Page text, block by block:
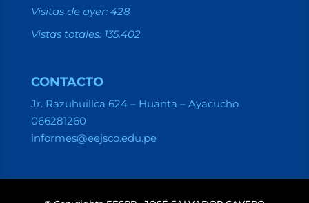
Visitas de ayer: 428
Vistas totales: 135.402
CONTACTO
Jr. Razuhuillca 624 – Huanta – Ayacucho
066281260
informes@eejsco.edu.pe